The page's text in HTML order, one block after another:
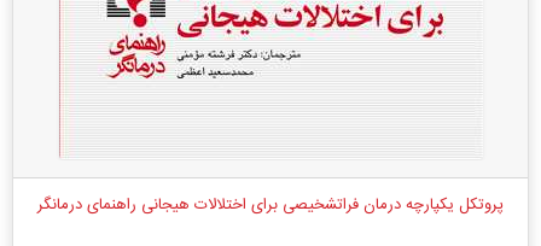
پروتکل یکپارچه درمان فراتشخیصی برای اختلالات هیجانی راهنمای درمانگر